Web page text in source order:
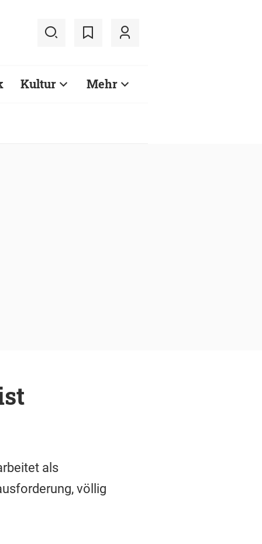
Kultur Mehr
als
völlig